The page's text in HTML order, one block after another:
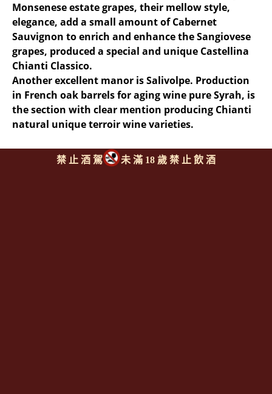
Monsenese estate grapes, their mellow style,
elegance, add a small amount of Cabernet
Sauvignon to enrich and enhance the Sangiovese
grapes, produced a special and unique Castellina
Chianti Classico.
Another excellent manor is Salivolpe. Production
in French oak barrels for aging wine pure Syrah, is
the section with clear mention producing Chianti
natural unique terroir wine varieties.
禁 止 酒 駕 未 滿 18 歲 禁 止 飲 酒